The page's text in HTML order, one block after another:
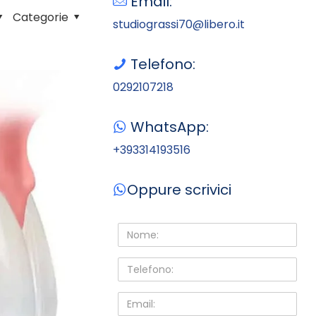
Categorie studiograssi70@libero.it
Telefono:
0292107218
WhatsApp:
+393314193516
Oppure scrivici
Nome:
Telefono:
Email: